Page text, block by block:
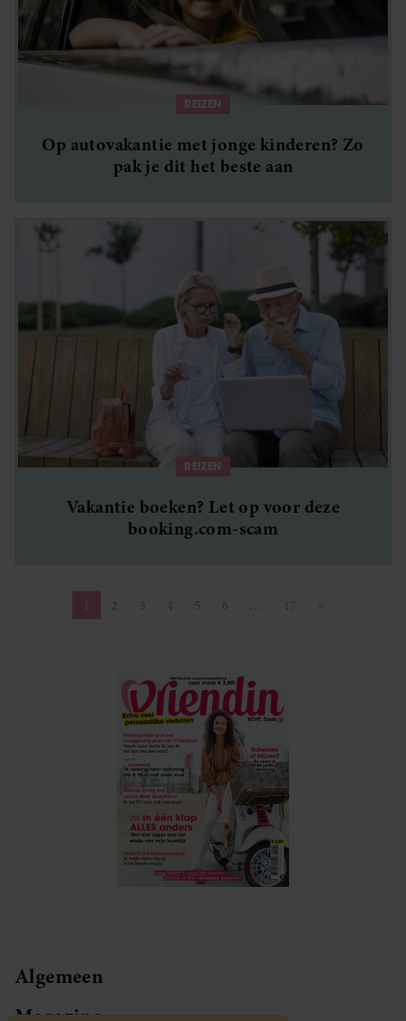
REIZEN
Op autovakantie met jonge kinderen? Zo
pak je dit het beste aan
REIZEN
Vakantie boeken? Let op voor deze
booking.com-scam
Pagina
1 Pagina
2 Pagina
3 Pagina
4 Pagina
5 Pagina
6 Pagina
17 Volgende
»
Algemeen